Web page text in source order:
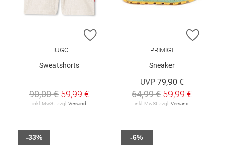
ZUR WUNSCHLISTE HINZUFÜGEN
HUGO
Sweatshorts
90,00 € 59,99 €
inkl. MwSt. zzgl. Versand
ZUR
PRIMIGI
Sneaker
UVP 79,90 €
64,99 € 59,99 €
inkl. MwSt. zzgl. Versand
-33% -6%